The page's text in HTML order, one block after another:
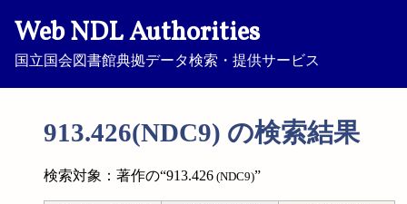
Web NDL Authorities
国立国会図書館典拠データ検索・提供サービス
913.426(NDC9) の検索結果
検索対象：著作の“913.426 (NDC9)”